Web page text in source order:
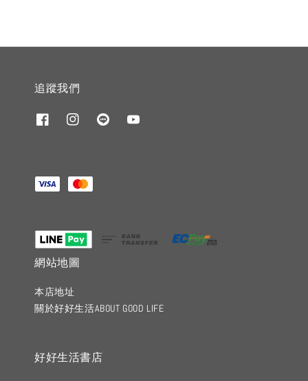
追蹤我們
網站地圖
本店地址
關於好好生活ABOUT GOOD LIFE
好好生活書店